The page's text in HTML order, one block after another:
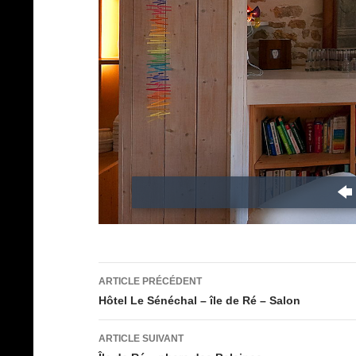
Navigation
des
articles
ARTICLE PRÉCÉDENT
Hôtel Le Sénéchal – île de Ré – Salon
ARTICLE SUIVANT